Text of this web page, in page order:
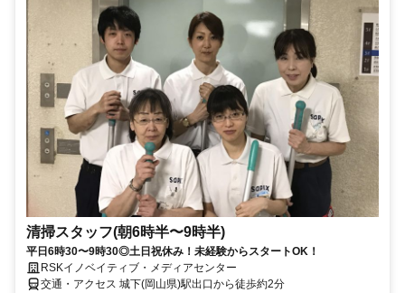
清掃スタッフ(朝6時半〜9時半)
平日6時30〜9時30◎土日祝休み！未経験からスタートOK！
RSKイノベイティブ・メディアセンター
交通・アクセス 城下(岡山県)駅出口から徒歩約2分